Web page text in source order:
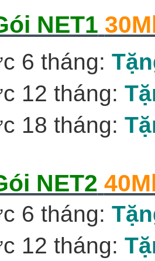
NET1
6 tháng:
12 tháng:
18 tháng:
NET2
6 tháng:
12 tháng: